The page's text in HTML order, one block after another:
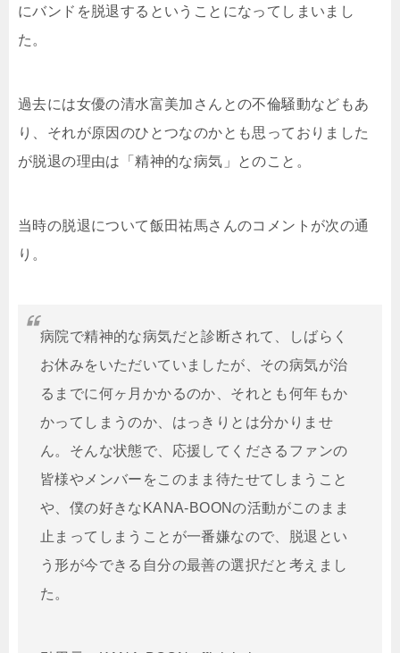
にバンドを脱退するということになってしまいまし
た。
過去には女優の清水富美加さんとの不倫騒動などもあ
り、それが原因のひとつなのかとも思っておりました
が脱退の理由は「精神的な病気」とのこと。
当時の脱退について飯田祐馬さんのコメントが次の通
り。
病院で精神的な病気だと診断されて、しばらく
お休みをいただいていましたが、その病気が治
るまでに何ヶ月かかるのか、それとも何年もか
かってしまうのか、はっきりとは分かりませ
ん。そんな状態で、応援してくださるファンの
皆様やメンバーをこのまま待たせてしまうこと
や、僕の好きなKANA-BOONの活動がこのまま
止まってしまうことが一番嫌なので、脱退とい
う形が今できる自分の最善の選択だと考えまし
た。